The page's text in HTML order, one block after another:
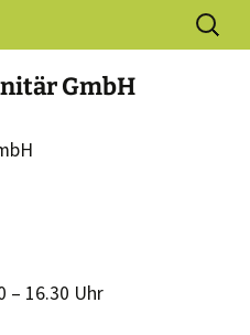
Haldern e.V.Suchen
nach:
GmbH
– 16.30 Uhr